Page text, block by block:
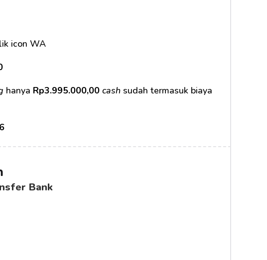
icon WA
hanya Rp3.995.000,00 cash sudah termasuk biaya
Bank